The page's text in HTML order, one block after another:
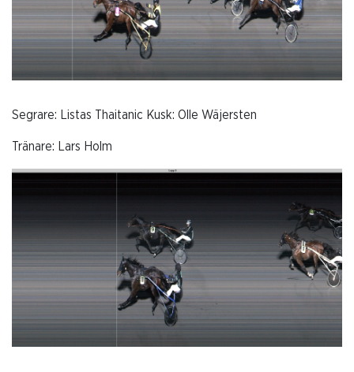
Segrare: Listas Thaitanic Kusk: Olle Wäjersten
Tränare: Lars Holm